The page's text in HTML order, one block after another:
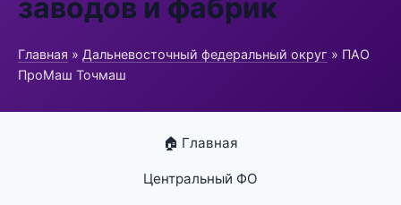
заводов и фабрик
Главная » Дальневосточный федеральный округ » ПАО
ПроМаш Точмаш
🏠 Главная
Центральный ФО